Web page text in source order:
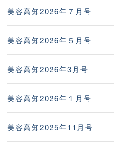
美容高知2026年７月号
美容高知2026年５月号
美容高知2026年3月号
美容高知2026年１月号
美容高知2025年11月号